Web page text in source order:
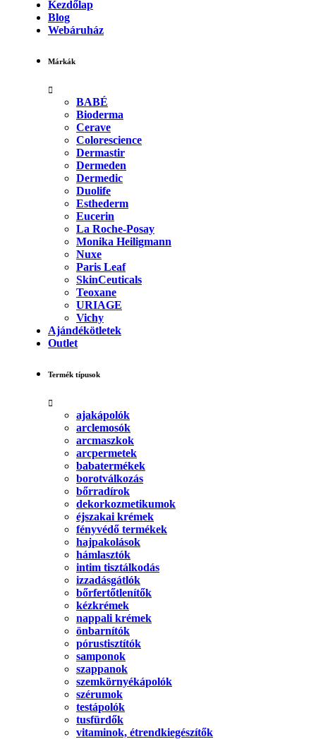
Kezdőlap
Blog
Webáruház
Márkák
BABÉ
Bioderma
Cerave
Colorescience
Dermastir
Dermeden
Dermedic
Duolife
Esthederm
Eucerin
La Roche-Posay
Monika Heiligmann
Nuxe
Paris Leaf
SkinCeuticals
Teoxane
URIAGE
Vichy
Ajándékötletek
Outlet
Termék típusok
ajakápolók
arclemosók
arcmaszkok
arcpermetek
babatermékek
borotválkozás
bőrradírok
dekorkozmetikumok
éjszakai krémek
fényvédő termékek
hajpakolások
hámlasztók
intim tisztálkodás
izzadásgátlók
bőrfertőtlenítők
kézkrémek
nappali krémek
önbarnítók
pórustisztítók
samponok
szappanok
szemkörnyékápolók
szérumok
testápolók
tusfürdők
vitaminok, étrendkiegészítők